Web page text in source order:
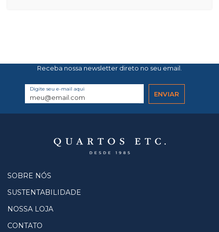
Receba nossa newsletter direto no seu email.
Digite seu e-mail aqui
SOBRE NÓS
SUSTENTABILIDADE
NOSSA LOJA
CONTATO